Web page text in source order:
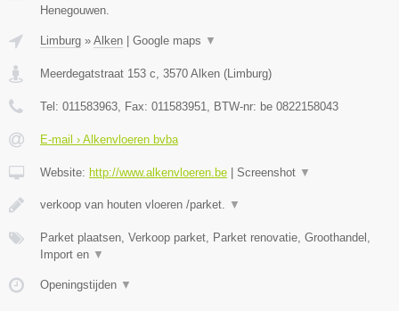
Henegouwen.
Limburg » Alken Google maps ▼
Meerdegatstraat 153 c 3570 Alken ( Limburg)
Tel: 011583963 , Fax: 011583951 , BTW-nr: be 0822158043
E-mail › Alkenvloeren bvba
Website: http://www.alkenvloeren.be Screenshot ▼
verkoop van houten vloeren /parket. ▼
Parket plaatsen, Verkoop parket, Parket renovatie, Groothandel,
Import en ▼
Openingstijden ▼